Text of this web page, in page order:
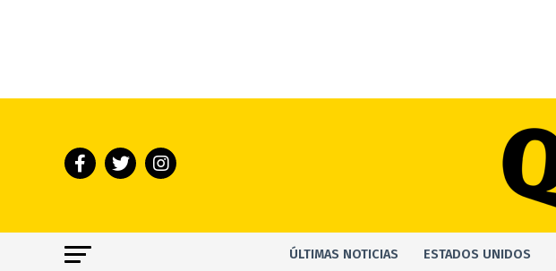
ÚLTIMAS NOTICIAS ESTADOS UNIDOS